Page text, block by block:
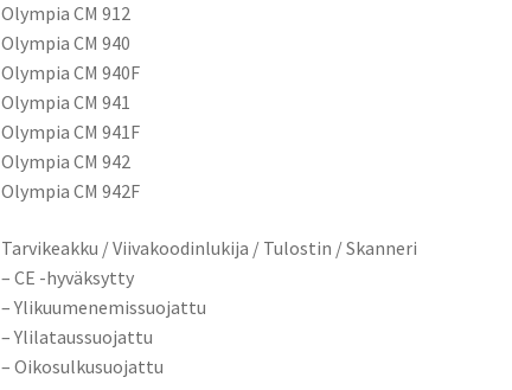
Olympia CM 912
Olympia CM 940
Olympia CM 940F
Olympia CM 941
Olympia CM 941F
Olympia CM 942
Olympia CM 942F
Tarvikeakku / Viivakoodinlukija / Tulostin / Skanneri
– CE -hyväksytty
– Ylikuumenemissuojattu
– Ylilataussuojattu
– Oikosulkusuojattu